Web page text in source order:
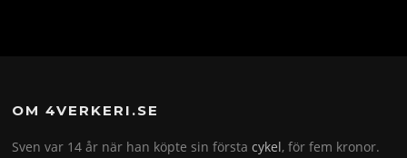
OM 4VERKERI.SE
Sven var 14 år när han köpte sin förstacykel, för fem kronor.